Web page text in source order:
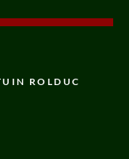
ROLDUC